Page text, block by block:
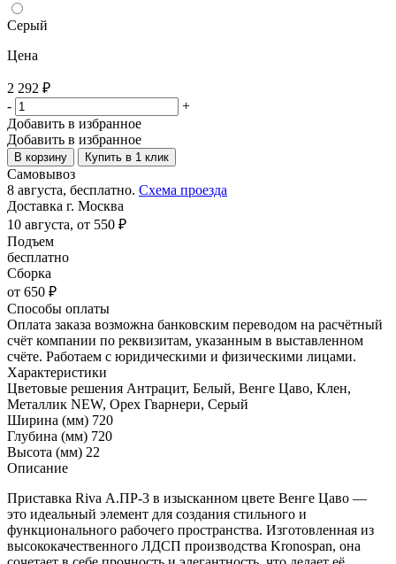
Серый
Цена
2 292 ₽
-
+
Добавить в избранное
Добавить в избранное
В корзину Купить в 1 клик
Самовывоз
8 августа, бесплатно. Схема проезда
Доставка г. Москва
10 августа, от 550 ₽
Подъем
бесплатно
Сборка
от 650 ₽
Способы оплаты
Оплата заказа возможна банковским переводом на расчётный
счёт компании по реквизитам, указанным в выставленном
счёте. Работаем с юридическими и физическими лицами.
Характеристики
Цветовые решения Антрацит, Белый, Венге Цаво, Клен,
Металлик NEW, Орех Гварнери, Серый
Ширина (мм) 720
Глубина (мм) 720
Высота (мм) 22
Описание
Приставка Riva А.ПР-3 в изысканном цвете Венге Цаво —
это идеальный элемент для создания стильного и
функционального рабочего пространства. Изготовленная из
высококачественного ЛДСП производства Kronospan, она